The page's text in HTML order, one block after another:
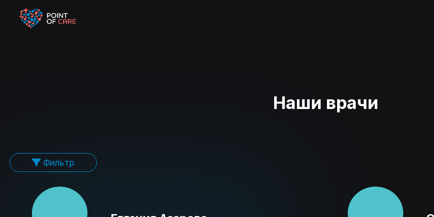
Наши врачи
Фильтр